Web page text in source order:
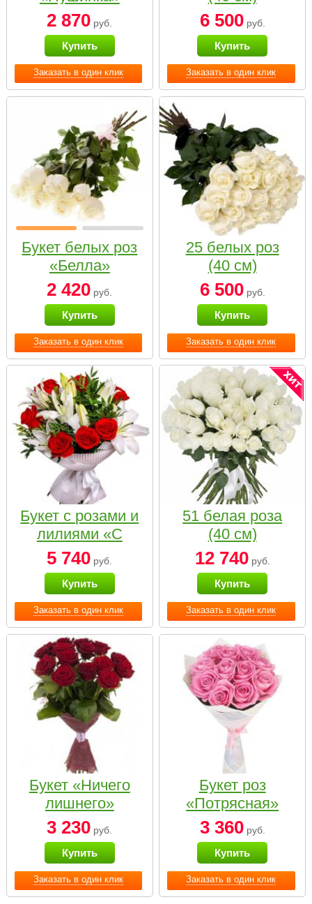
Заказать в один клик
2 870 руб.
Купить
Заказать в один клик
6 500руб.
Купить
Заказать в один клик
Букет белых роз
«Белла»
2 420 руб.
Купить
Заказать в один клик
25 белых роз
(40 см)
6 500руб.
Купить
Заказать в один клик
Букет с розами и
лилиями «С
наилучшими
пожеланиями»
5 740 руб.
Купить
Заказать в один клик
51 белая роза
(40 см)
12 740руб.
Купить
Заказать в один клик
Букет «Ничего
лишнего»
3 230 руб.
Купить
Заказать в один клик
Букет роз
«Потрясная»
3 360руб.
Купить